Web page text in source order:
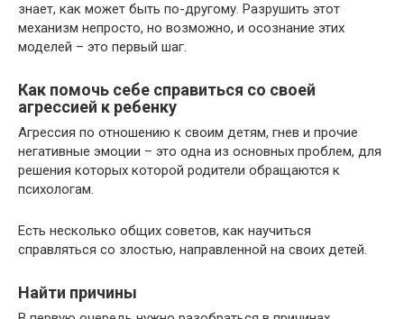
знает, как может быть по-другому. Разрушить этот
механизм непросто, но возможно, и осознание этих
моделей – это первый шаг.
Как помочь себе справиться со своей
агрессией к ребенку
Агрессия по отношению к своим детям, гнев и прочие
негативные эмоции – это одна из основных проблем, для
решения которых которой родители обращаются к
психологам.
Есть несколько общих советов, как научиться
справляться со злостью, направленной на своих детей.
Найти причины